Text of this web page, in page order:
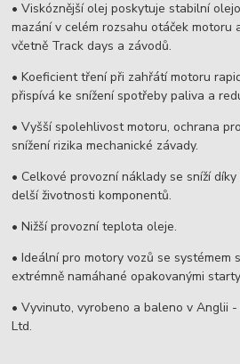
• Viskóznější olej poskytuje stabilní
mazání v celém rozsahu otáček motoru
včetně Track days a závodů.
• Koeficient tření při zahřátí motoru
přispívá ke snížení spotřeby paliva a
• Vyšší spolehlivost motoru, ochrana
snížení rizika mechanické závady.
• Celkové provozní náklady se sníží
delší životnosti komponentů.
• Nižší provozní teplota oleje.
• Ideální pro motory vozů se systémem
extrémně namáhané opakovanými
• Vyvinuto, vyrobeno a baleno v Anglii
Ltd.